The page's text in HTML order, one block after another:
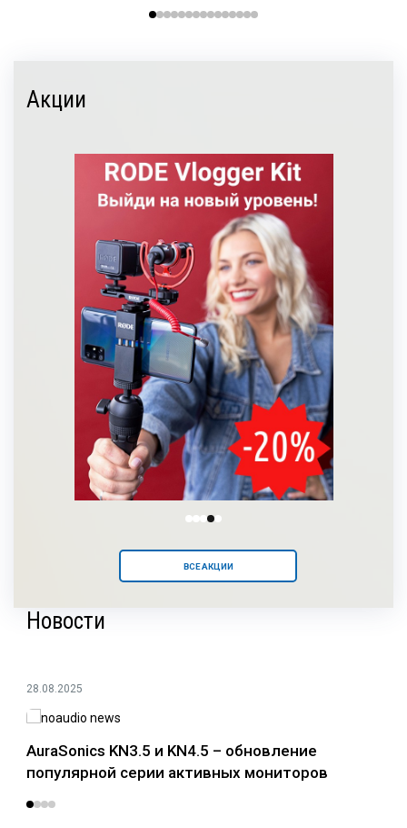
Акции
ВСЕ АКЦИИ
Новости
28.08.2025
AuraSonics KN3.5 и KN4.5 – обновление
популярной серии активных мониторов